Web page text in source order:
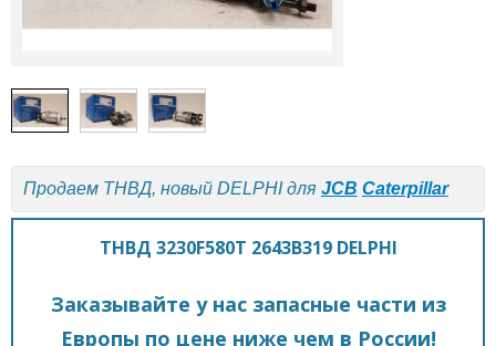
Продаем ТНВД, новый DELPHI для JCB Caterpillar
ТНВД 3230F580T 2643B319 DELPHI
Заказывайте у нас запасные части из
Европы по цене ниже чем в России!